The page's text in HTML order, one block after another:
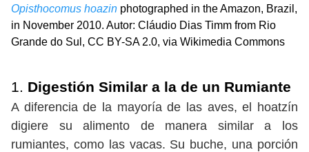
Opisthocomus hoazin photographed in the Amazon, Brazil,
in November 2010. Autor: Cláudio Dias Timm from Rio
Grande do Sul, CC BY-SA 2.0, via Wikimedia Commons
1. Digestión Similar a la de un Rumiante
A diferencia de la mayoría de las aves, el hoatzín
digiere su alimento de manera similar a los
rumiantes, como las vacas. Su buche, una porción